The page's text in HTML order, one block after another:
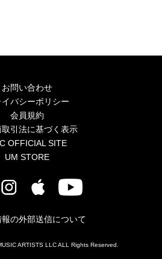
お問い合わせ
イバシーポリシー
会員規約
引法に基づく表示
OFFICIAL SITE
UM STORE
の外部送信について
ARTISTS LLC ALL Rights Reserved.